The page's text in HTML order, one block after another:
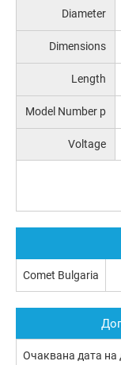
Diameter
Dimensions
Length
Model Number p
Voltage
Comet Bulgaria
Очаквана дата на